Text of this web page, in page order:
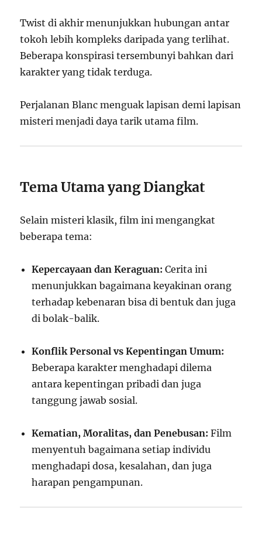
Twist di akhir menunjukkan hubungan antar
tokoh lebih kompleks daripada yang terlihat.
Beberapa konspirasi tersembunyi bahkan dari
karakter yang tidak terduga.
Perjalanan Blanc menguak lapisan demi lapisan
misteri menjadi daya tarik utama film.
Tema Utama yang Diangkat
Selain misteri klasik, film ini mengangkat
beberapa tema:
Kepercayaan dan Keraguan: Cerita ini
menunjukkan bagaimana keyakinan orang
terhadap kebenaran bisa di bentuk dan juga
di bolak-balik.
Konflik Personal vs Kepentingan Umum:
Beberapa karakter menghadapi dilema
antara kepentingan pribadi dan juga
tanggung jawab sosial.
Kematian, Moralitas, dan Penebusan: Film
menyentuh bagaimana setiap individu
menghadapi dosa, kesalahan, dan juga
harapan pengampunan.